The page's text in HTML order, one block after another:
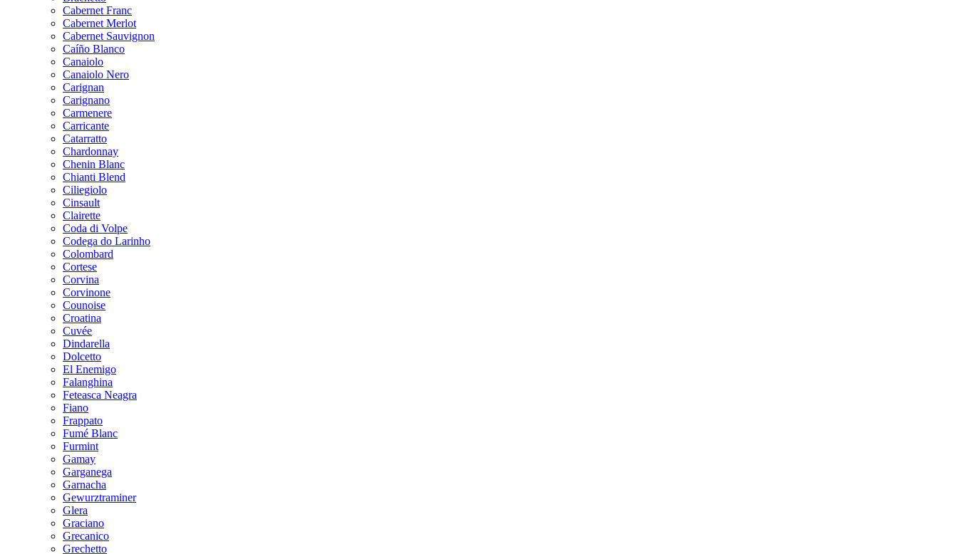
Cabernet Franc
Cabernet Merlot
Cabernet Sauvignon
Caíño Blanco
Canaiolo
Canaiolo Nero
Carignan
Carignano
Carmenere
Carricante
Catarratto
Chardonnay
Chenin Blanc
Chianti Blend
Ciliegiolo
Cinsault
Clairette
Coda di Volpe
Codega do Larinho
Colombard
Cortese
Corvina
Corvinone
Counoise
Croatina
Cuvée
Dindarella
Dolcetto
El Enemigo
Falanghina
Feteasca Neagra
Fiano
Frappato
Fumé Blanc
Furmint
Gamay
Garganega
Garnacha
Gewurztraminer
Glera
Graciano
Grecanico
Grechetto